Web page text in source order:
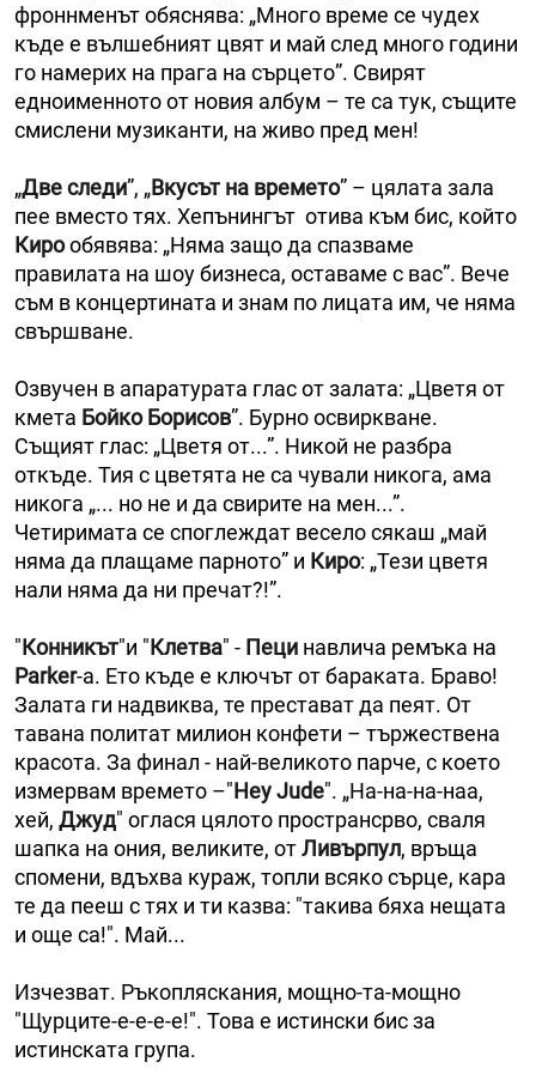
фроннменът обяснява: „Много време се чудех
къде е вълшебният цвят и май след много години
го намерих на прага на сърцето”. Свирят
едноименното от новия албум – те са тук, същите
смислени музиканти, на живо пред мен!
„Две следи”, „Вкусът на времето” – цялата зала
пее вместо тях. Хепънингът отива към бис, който
Кирообявява: „Няма защо да спазваме
правилата на шоу бизнеса, оставаме с вас”. Вече
съм в концертината и знам по лицата им, че няма
свършване.
Озвучен в апаратурата глас от залата: „Цветя от
кмета Бойко Борисов”. Бурно освиркване.
Същият глас: „Цветя от...”. Никой не разбра
откъде. Тия с цветята не са чували никога, ама
никога „... но не и да свирите на мен...”.
Четиримата се споглеждат весело сякаш „май
няма да плащаме парното” и Киро: „Тези цветя
нали няма да ни пречат?!”.
"Конникът"и "Клетва" - Пеци навлича ремъка на
Parker-a. Ето къде е ключът от бараката. Браво!
Залата ги надвиква, те престават да пеят. От
тавана политат милион конфети – тържествена
красота. За финал - най-великото парче, с което
измервам времето –"Hey Jude". „На-на-на-наа,
хей, Джуд" оглася цялото пространсрво, сваля
шапка на ония, великите, отЛивърпул, връща
спомени, вдъхва кураж, топли всяко сърце, кара
те да пееш с тях и ти казва: "такива бяха нещата
и още са!". Май...
Изчезват. Ръкопляскания, мощно-та-мощно
"Щурците-е-е-е-е!". Това е истински бис за
истинската група.